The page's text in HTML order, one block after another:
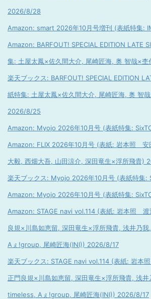
2026/8/28
Amazon: smart 2026年10月号増刊 (表紙特集:
Amazon: BARFOUT! SPECIAL EDITION LATE
集: 土屋太鳳×佐久間大介, 尾崎匠海, 奥 智哉×
楽天ブックス: BARFOUT! SPECIAL EDITION
紙特集: 土屋太鳳×佐久間大介, 尾崎匠海, 奥 智
2026/8/25
Amazon: Myojo 2026年10月号 (表紙特集:
Amazon: FLIX 2026年10月号 (表紙: 岩本照 安
大毅, 西畑大吾, 山田涼介, 深田竜生×浮所飛貴)
楽天ブックス: Myojo 2026年10月号 (表紙特集:
Amazon: Myojo 2026年10月号 (表紙特集:
Amazon: STAGE navi vol.114 (表紙: 岩本照 渡
良規×川島如恵留, 深田竜生×浮所飛貴, 浅井乃
Aぇ!group, 尾崎匠海(INI)) 2026/8/17
楽天ブックス: STAGE navi vol.114 (表紙: 岩本
正門良規×川島如恵留, 深田竜生×浮所飛貴, 浅井
timeless, Aぇ!group, 尾崎匠海(INI)) 2026/8/17